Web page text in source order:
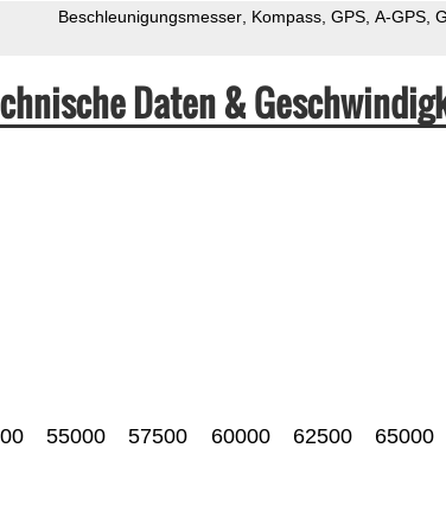
Beschleunigungsmesser Kompass GPS A-GPS
Daten &
55000 57500 60000 62500 65000